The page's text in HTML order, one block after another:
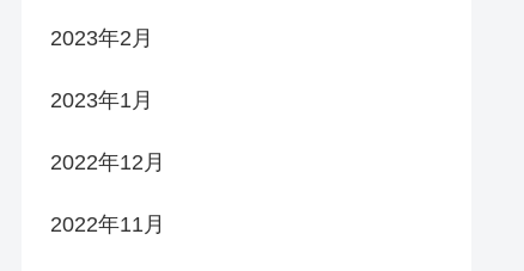
2023年2月
2023年1月
2022年12月
2022年11月